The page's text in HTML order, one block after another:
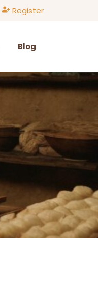
Register
Blog